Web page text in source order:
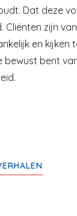
Dat deze
Cliënten zijn
en kijken
bewust bent